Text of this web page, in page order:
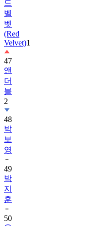
벳
(Red
Velvet)
47
앤
더
블
2
48
박
보
영
49
박
지
훈
50
올
데